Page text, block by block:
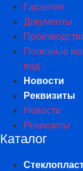
Гарантия
Документы
Полезные
вод
Новости
Реквизиты
Новости
Реквизиты
Каталог